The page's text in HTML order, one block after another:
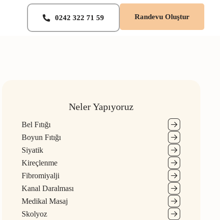
0242 322 71 59 Randevu Oluştur
Neler Yapıyoruz
Bel Fıtığı
Boyun Fıtığı
Siyatik
Kireçlenme
Fibromiyalji
Kanal Daralması
Medikal Masaj
Skolyoz